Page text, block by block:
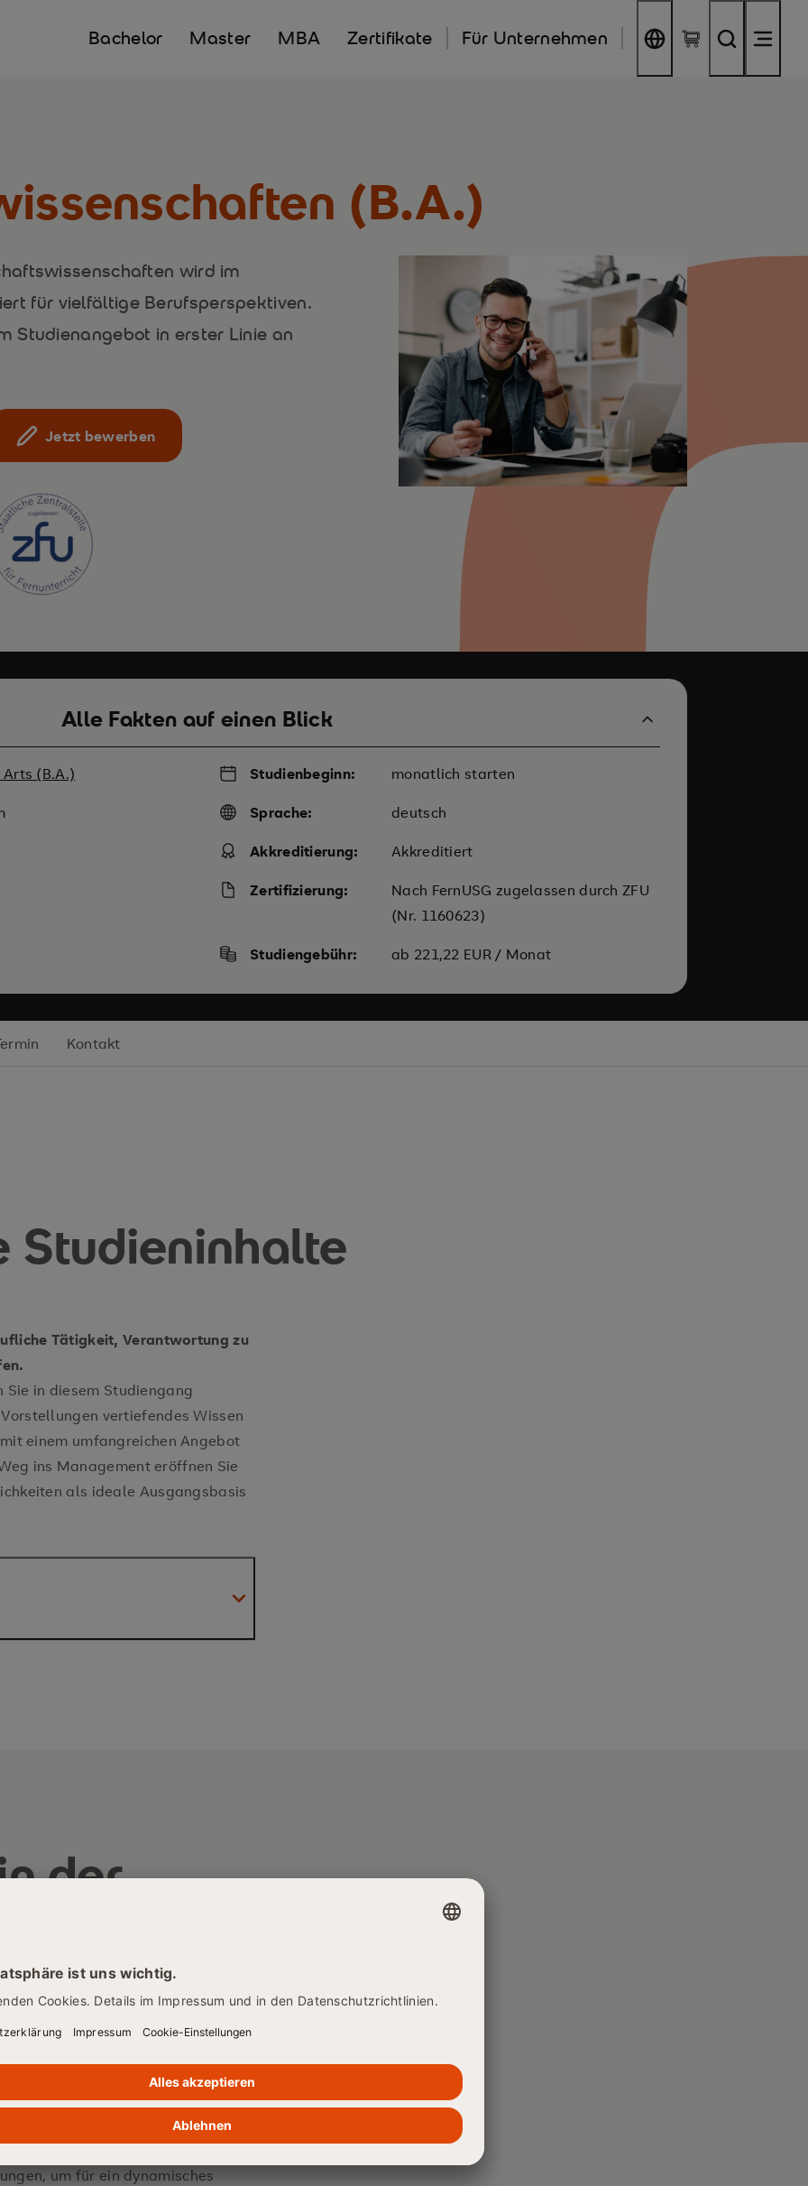
Bachelor Master MBA Zertifikate Für Unternehmen
(B.A.)
wird im
für vielfältige Berufsperspektiven.
Studienangebot in erster Linie an
Jetzt bewerben
Alle Fakten auf einen Blick
(B.A.) Studienbeginn:
monatlich starten
Sprache:
deutsch
Akkreditierung:
Akkreditiert
Zertifizierung:
Nach FernUSG zugelassen durch ZFU
(Nr. 1160623)
Studiengebühr: ab 221,22 EUR / Monat
Kontakt
Studieninhalte
Tätigkeit, Verantwortung zu
in diesem Studiengang
vertiefendes Wissen
einem umfangreichen Angebot
ins Management eröffnen Sie
als ideale Ausgangsbasis
der
für zukünftige Management-
Strategien und
Umgang mit Zahlen übt eine
diese Themen holen Sie sich
um für ein dynamisches